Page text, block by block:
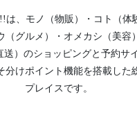
は、 モノ（物販） ・ コト（体
（グルメ）
・ オメカシ（美容）
） のショッピングと予約サ
分けポイント機能を搭載した
プレイスです。